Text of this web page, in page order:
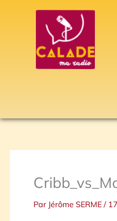
Par Jérôme SERME /